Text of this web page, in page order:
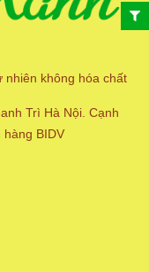
nhiên không hóa chất
Trì Hà Nội. Cạnh
hàng BIDV